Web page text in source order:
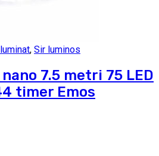
, Sir luminos
7.5 metri 75 LED
timer Emos